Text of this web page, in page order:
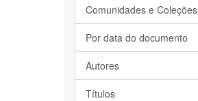
Comunidades e Coleções
Por data do documento
Autores
Títulos